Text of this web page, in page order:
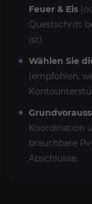
Feuer & Eis
Questschritt
ist).
Wählen Sie
(empfohlen,
Koordination
brauchbare
Abschlüsse.